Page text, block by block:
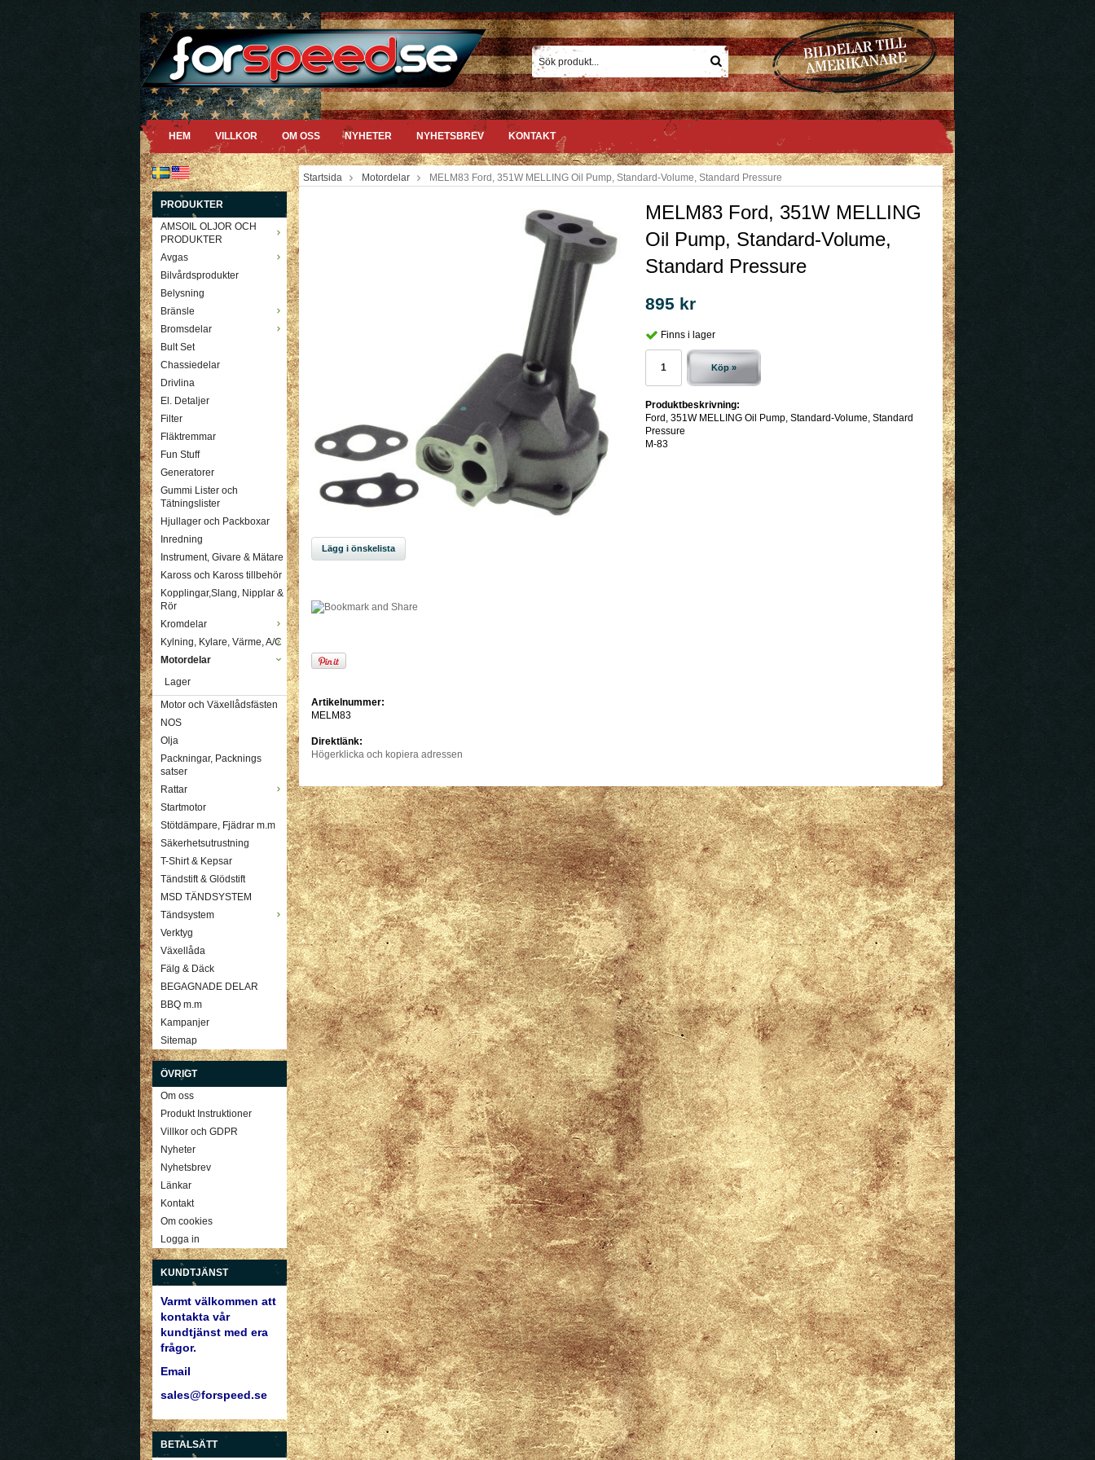
HEM VILLKOR OM OSS NYHETER NYHETSBREV KONTAKT
PRODUKTER
AMSOIL OLJOR OCH
PRODUKTER
Avgas
Bilvårdsprodukter
Belysning
Bränsle
Bromsdelar
Bult Set
Chassiedelar
Drivlina
El. Detaljer
Filter
Fläktremmar
Fun Stuff
Generatorer
Gummi Lister och
Tätningslister
Hjullager och Packboxar
Inredning
Instrument, Givare & Mätare
Kaross och Kaross tillbehör
Kopplingar,Slang, Nipplar &
Rör
Kromdelar
Kylning, Kylare, Värme, A/C
Motordelar
Lager
Motor och Växellådsfästen
NOS
Olja
Packningar, Packnings
satser
Rattar
Startmotor
Stötdämpare, Fjädrar m.m
Säkerhetsutrustning
T-Shirt & Kepsar
Tändstift & Glödstift
MSD TÄNDSYSTEM
Tändsystem
Verktyg
Växellåda
Fälg & Däck
BEGAGNADE DELAR
BBQ m.m
Kampanjer
Sitemap
ÖVRIGT
Om oss
Produkt Instruktioner
Villkor och GDPR
Nyheter
Nyhetsbrev
Länkar
Kontakt
Om cookies
Logga in
KUNDTJÄNST
Varmt välkommen att
kontakta vår
kundtjänst med era
frågor.
Email
sales@forspeed.se
BETALSÄTT
Startsida Motordelar MELM83 Ford, 351W MELLING Oil Pump, Standard-Volume, Standard Pressure
Lägg i önskelista
Artikelnummer:
MELM83
Direktlänk:
Högerklicka och kopiera adressen
MELM83 Ford, 351W MELLING
Oil Pump, Standard-Volume,
Standard Pressure
895 kr
Finns i lager
Köp »
Produktbeskrivning:
Ford, 351W MELLING Oil Pump, Standard-Volume, Standard
Pressure
M-83